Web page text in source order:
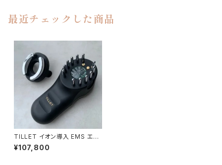
最近チェックした商品
TILLET イオン導入 EMS エレ
クトロポレーション 美顔器 (ﾌﾞﾗ
ｯｸ)
¥107,800